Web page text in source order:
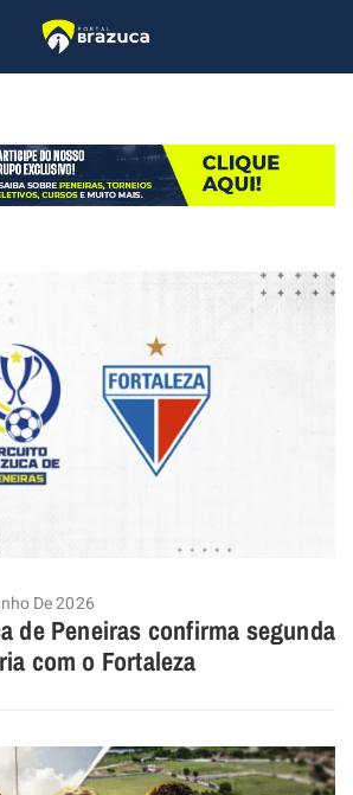
De 2026
de Peneiras confirma segunda
com o Fortaleza